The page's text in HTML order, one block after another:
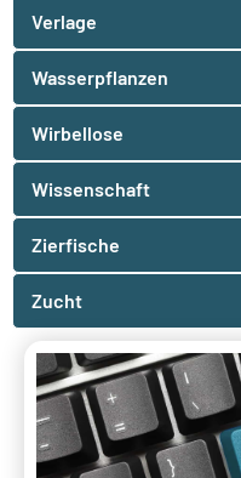
Verlage
Wasserpflanzen
Wirbellose
Wissenschaft
Zierfische
Zucht